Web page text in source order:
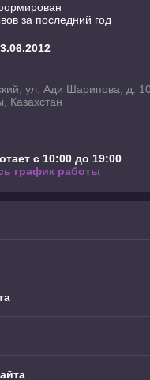
за последний год
ул. Ади Шарипова, д.
Казахстан
с 10:00 до 19:00
график работы